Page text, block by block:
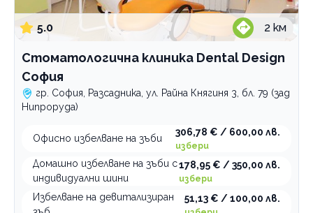
5.0 2 км
Стоматологична клиника Dental Design
София
гр. София, Разсадника, ул. Райна Княгиня 3, бл. 79 (зад
Нипроруда)
Офисно избелване на зъби
306,78 € / 600,00 лв.
избери
Домашно избелване на зъби с
индивидуални шини
178,95 € / 350,00 лв.
избери
Избелване на девитализиран
51,13 € / 100,00 лв.